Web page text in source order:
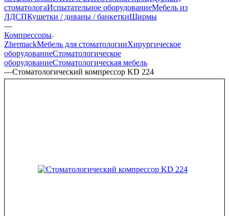
стоматологаИспытательное оборудованиеМебель из
ЛДСПКушетки / диваны / банкеткиШирмы
—
Компрессоры
ZhermackМебель для стоматологииХирургическое
оборудованиеСтоматологическое
оборудованиеСтоматологическая мебель
—Стоматологический компрессор KD 224